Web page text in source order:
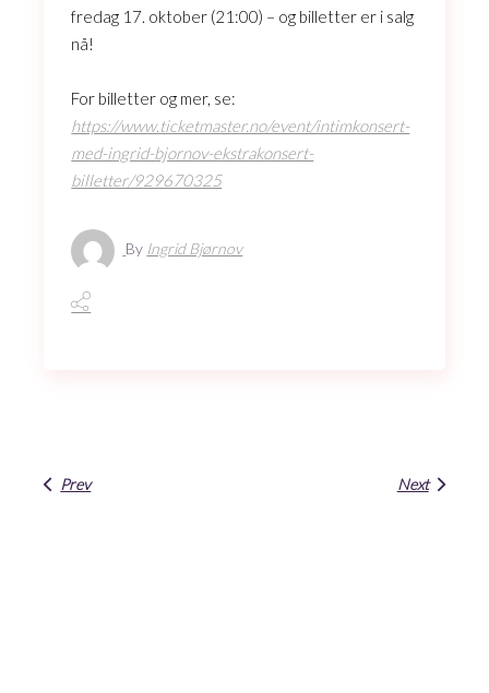
fredag 17. oktober (21:00) – og billetter er i salg
nå!
For billetter og mer, se:
https://www.ticketmaster.no/event/intimkonsert-
med-ingrid-bjornov-ekstrakonsert-
billetter/929670325
By Ingrid Bjørnov
Prev Next